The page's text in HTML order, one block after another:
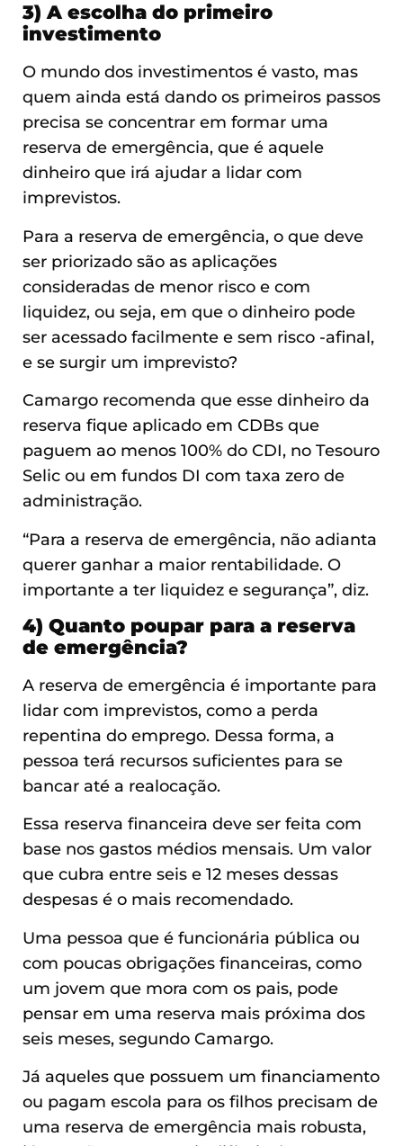
3) A escolha do primeiro
investimento
O mundo dos investimentos é vasto, mas
quem ainda está dando os primeiros passos
precisa se concentrar em formar uma
reserva de emergência, que é aquele
dinheiro que irá ajudar a lidar com
imprevistos.
Para a reserva de emergência, o que deve
ser priorizado são as aplicações
consideradas de menor risco e com
liquidez, ou seja, em que o dinheiro pode
ser acessado facilmente e sem risco -afinal,
e se surgir um imprevisto?
Camargo recomenda que esse dinheiro da
reserva fique aplicado em CDBs que
paguem ao menos 100% do CDI, no Tesouro
Selic ou em fundos DI com taxa zero de
administração.
“Para a reserva de emergência, não adianta
querer ganhar a maior rentabilidade. O
importante a ter liquidez e segurança”, diz.
4) Quanto poupar para a reserva
de emergência?
A reserva de emergência é importante para
lidar com imprevistos, como a perda
repentina do emprego. Dessa forma, a
pessoa terá recursos suficientes para se
bancar até a realocação.
Essa reserva financeira deve ser feita com
base nos gastos médios mensais. Um valor
que cubra entre seis e 12 meses dessas
despesas é o mais recomendado.
Uma pessoa que é funcionária pública ou
com poucas obrigações financeiras, como
um jovem que mora com os pais, pode
pensar em uma reserva mais próxima dos
seis meses, segundo Camargo.
Já aqueles que possuem um financiamento
ou pagam escola para os filhos precisam de
uma reserva de emergência mais robusta,